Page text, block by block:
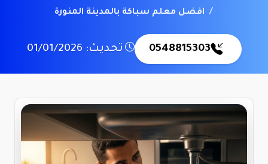
افضل معلم سباكة بالمدينة المنورة
0548815303 تحديث: 01/01/2026